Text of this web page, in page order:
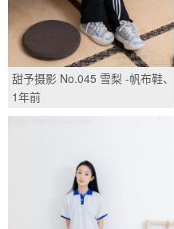
甜予摄影 No.045 雪梨 -帆布鞋、
白棉袜、裸足/(130P)
1年前